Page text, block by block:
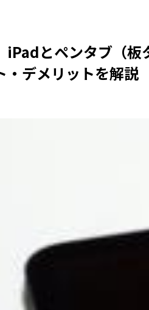
iPadとペンタブ（
・デメリットを解説